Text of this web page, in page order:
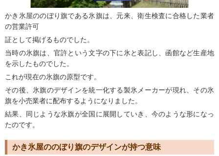
かき氷屋ののぼり旗である氷旗は、元来、衛生検査に合格した業者
の営業許可
証として掲げるものでした。
当時の氷旗は、官許という文字の下に氷と表記し、函館など生産地
を示したものでした。
これが現在の氷旗の原型です。
その後、氷旗のデザインを統一化する製氷メーカーが現れ、その氷
旗を小売業者に配布するようになりました。
結果、同じような氷旗が全国に展開していき、今のような形になっ
たのです。
かき氷屋ののぼり旗のデザインが持つ意味